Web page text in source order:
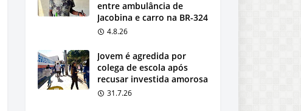
entre ambulância de
Jacobina e carro na BR-324
4.8.26
Jovem é agredida por
colega de escola após
recusar investida amorosa
31.7.26